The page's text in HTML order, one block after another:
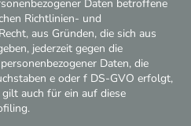
Daten betroffene
Richtlinien- und
aus Gründen, die sich aus
jederzeit gegen die
Daten, die
e oder f DS-GVO erfolgt,
auch für ein auf diese